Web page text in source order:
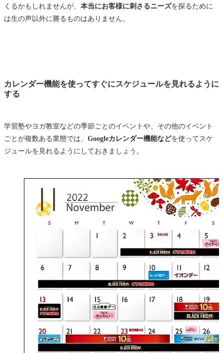
くるかもしれませんが、 本当にお客様に刺さるニーズを探るために
は生の声以外に勝るものはありません。
カレンダー機能を使ってすぐにスケジュールを見れるように
する
学習塾やヨガ教室などの季節ごとのイベントや、その他のイベント
ごとが複数ある業態では、 Googleカレンダー機能などを使ってスケ
ジュールを見れるようにしておきましょう。